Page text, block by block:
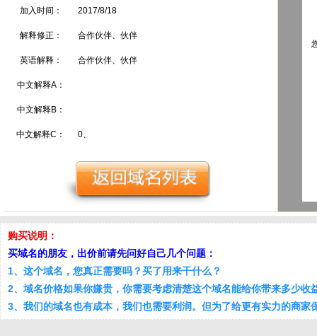
加入时间： 2017/8/18
解释修正： 合作伙伴、伙伴
英语解释： 合作伙伴、伙伴
中文解释A：
中文解释B：
中文解释C： 0、
购买说明：
买域名的朋友，出价前请先问好自己几个问题：
1、这个域名，您真正需要吗？买了用来干什么？
2、域名价格如果你嫌贵，你需要考虑清楚这个域名能给你带来多少收
3、我们的域名也有成本，我们也需要利润。但为了给更有实力的商家